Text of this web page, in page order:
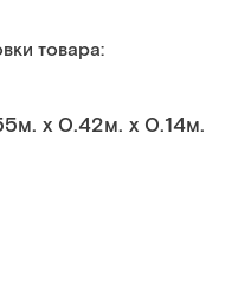
товара:
x 0.42м. x 0.14м.